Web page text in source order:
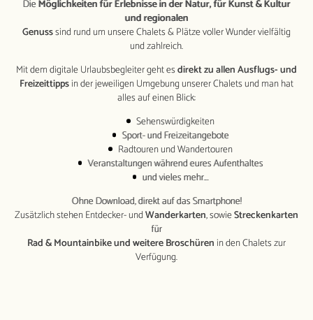
Wundervolle
Luxus-Chalets mit
Sauna & Whirlpool
Specials & Extras
Aktivitäten
DieMöglichkeiten für Erlebnisse in der Natur, für Kunst & Kultur
und regionalen
Genusssind rund um unsere Chalets & Plätze voller Wunder vielfältig
und zahlreich.
Mit dem digitale Urlaubsbegleiter geht esdirekt zu allen Ausflugs- und
Freizeittippsin der jeweiligen Umgebung unserer Chalets und man hat
alles auf einen Blick:
Sehenswürdigkeiten
Sport- und Freizeitangebote
Radtouren und Wandertouren
Veranstaltungen während eures Aufenthaltes
und vieles mehr….
Ohne Download, direkt auf das Smartphone!
Zusätzlich stehen Entdecker- undWanderkarten, sowieStreckenkarten
für
Rad & Mountainbike und weitere Broschürenin den Chalets zur
Verfügung.